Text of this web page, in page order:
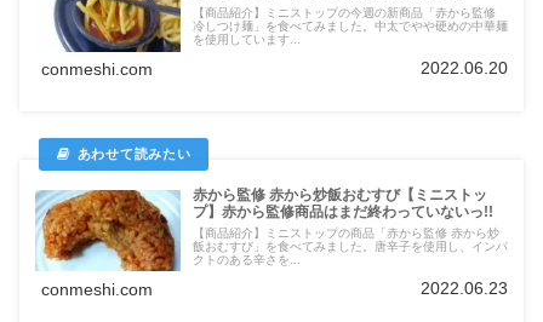
【商品紹介】ミニストップの今週の新商品「赤から監修
冷しつけ麺」を食べてみました。中太でやや硬めの中華麺
を使用しています...
conmeshi.com 2022.06.20
赤から監修 赤から炒飯おむすび【ミニストッ
プ】赤から監修商品はまだ終わっていないっ!!
【商品紹介】ミニストップの商品「赤から監修 赤から炒
飯おむすび」を食べてみました。唐辛子を使用し、インパ
クトのある辛さを...
conmeshi.com 2022.06.23